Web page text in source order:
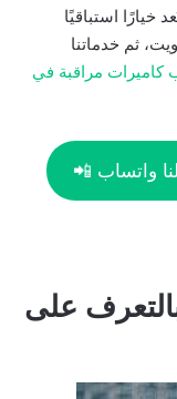
خيارًا استباقيًا
ثم خدماتنا
كاميرات مراقبة في
واتساب 📲
على